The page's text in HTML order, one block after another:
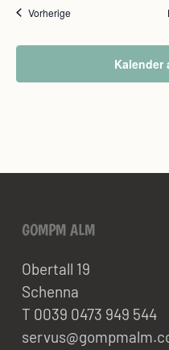
VorherigeVeranstaltungen
Kalender
GOMPM ALM
Obertall 19
Schenna
T 0039 0473 949 544